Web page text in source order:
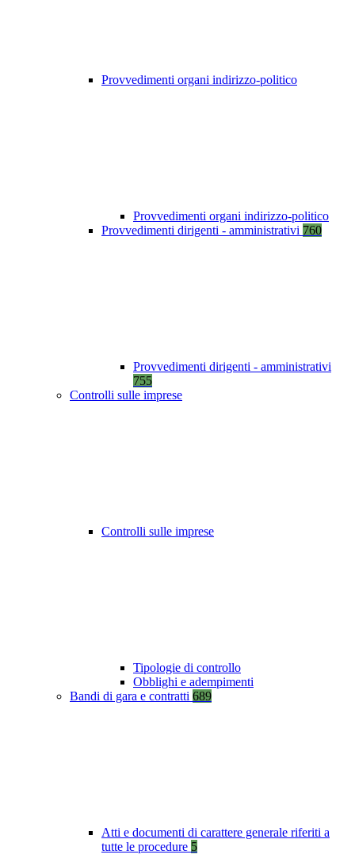
Provvedimenti organi indirizzo-politico
Provvedimenti organi indirizzo-politico
Provvedimenti dirigenti - amministrativi 760
Provvedimenti dirigenti - amministrativi
755
Controlli sulle imprese
Controlli sulle imprese
Tipologie di controllo
Obblighi e adempimenti
Bandi di gara e contratti 689
Atti e documenti di carattere generale riferiti a
tutte le procedure 5